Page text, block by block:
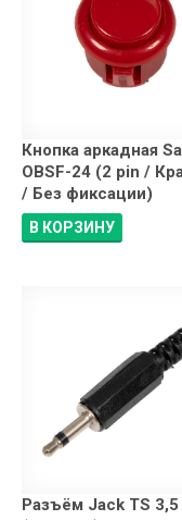
Кнопка аркадная
OBSF-24 (2 pin /
/ Без фиксации)
В КОРЗИНУ
Разъём Jack TS